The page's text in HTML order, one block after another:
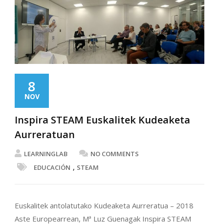
8
NOV
Inspira STEAM Euskalitek Kudeaketa
Aurreratuan
LEARNINGLAB
NO COMMENTS
EDUCACIÓN , STEAM
Euskalitek antolatutako Kudeaketa Aurreratua – 2018
Aste Europearrean, Mª Luz Guenagak Inspira STEAM